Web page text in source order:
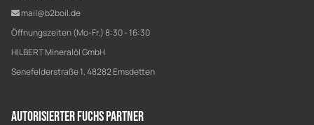
mail@b2boil.de
Öffnungszeiten (Mo-Fr.) 8:30 - 16:30
HILBERT Mineralöl GmbH
Senefelderstraße 1, 48282 Emsdetten
Autorisierter Fuchs Partner